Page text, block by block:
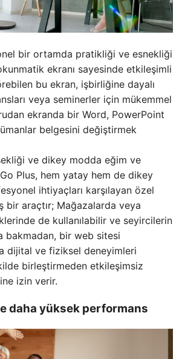
bir ortamda pratikliği ve esnekliği
ekranı sayesinde etkileşimli
bu ekran, işbirliğine dayalı
veya seminerler için mükemmel
ekranda bir Word, PowerPoint
belgesini değiştirmek
ve dikey modda eğim ve
Plus, hem yatay hem de dikey
ihtiyaçları karşılayan özel
bir araçtır; Mağazalarda veya
de kullanılabilir ve seyircilerin
bakmadan, bir web sitesi
dijital ve fiziksel deneyimleri
birleştirmeden etkileşimsiz
izin verir.
daha yüksek performans